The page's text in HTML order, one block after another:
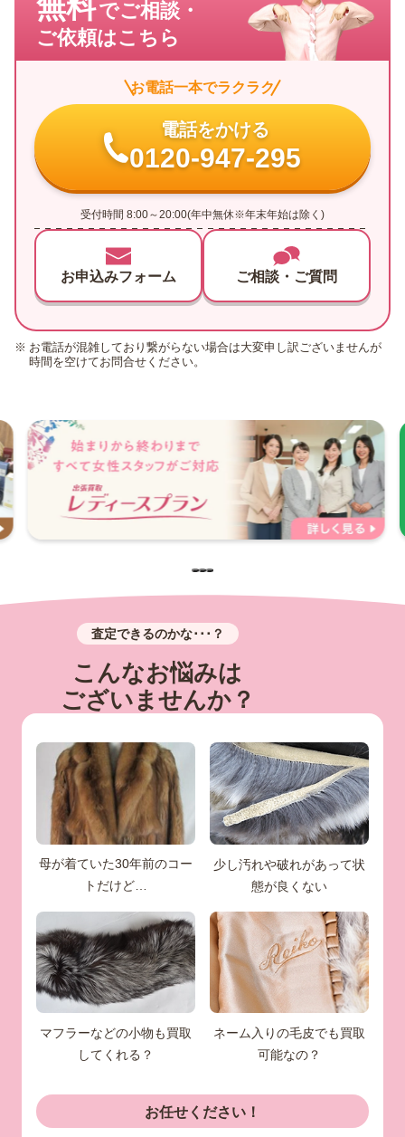
無料でご相談・
ご依頼はこちら
お電話一本でラクラク
電話をかける
0120-947-295
受付時間 8:00～20:00(年中無休※年末年始は除く)
お申込みフォーム ご相談・ご質問
お電話が混雑しており繋がらない場合は大変申し訳ございませんが
時間を空けてお問合せください。
査定できるのかな･･･？
こんなお悩みは
ございませんか？
母が着ていた30年前のコー
トだけど…
少し汚れや破れがあって状
態が良くない
マフラーなどの小物も買取
してくれる？
ネーム入りの毛皮でも買取
可能なの？
お任せください！